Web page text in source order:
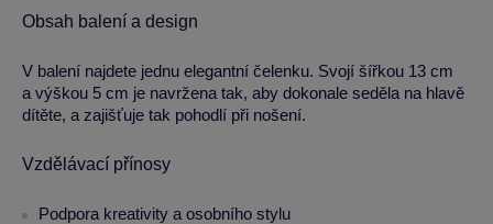
Obsah balení a design
V balení najdete jednu elegantní čelenku. Svojí šířkou 13 cm
a výškou 5 cm je navržena tak, aby dokonale seděla na hlavě
dítěte, a zajišťuje tak pohodlí při nošení.
Vzdělávací přínosy
Podpora kreativity a osobního stylu